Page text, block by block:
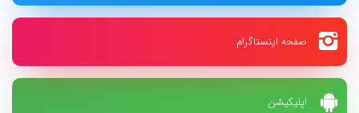
اپلیکیشن
صفحه اینستاگرام